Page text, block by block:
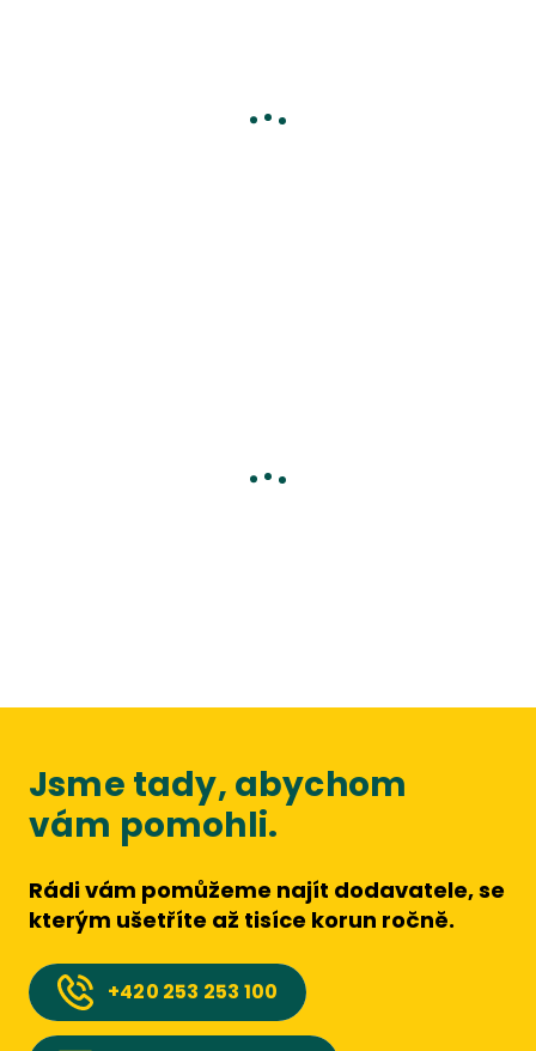
Jsme tady, abychom
vám pomohli.
Rádi vám pomůžeme najít dodavatele, se
kterým ušetříte až tisíce korun ročně.
+420 253 253 100